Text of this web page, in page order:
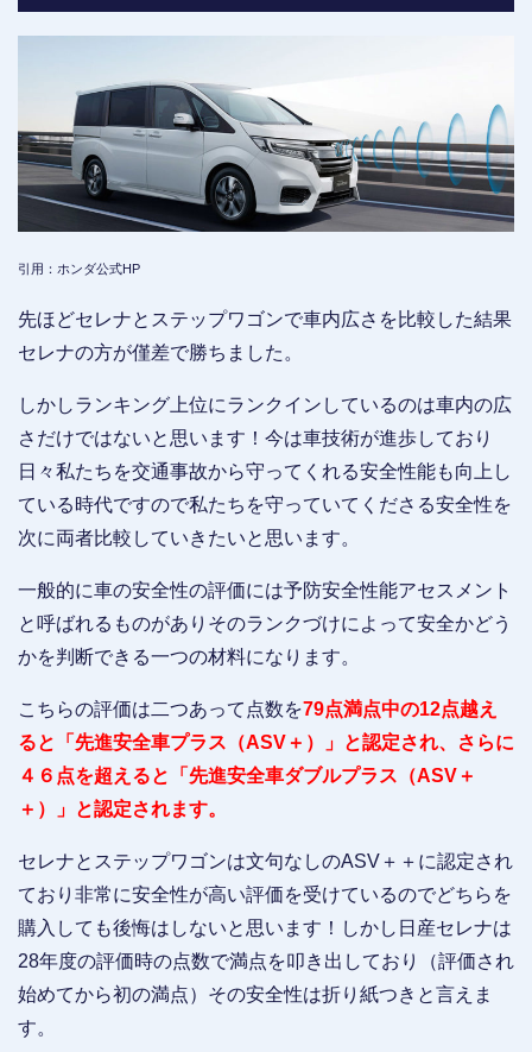
引用：ホンダ公式HP
先ほどセレナとステップワゴンで車内広さを比較した結果
セレナの方が僅差で勝ちました。
しかしランキング上位にランクインしているのは車内の広
さだけではないと思います！今は車技術が進歩しており
日々私たちを交通事故から守ってくれる安全性能も向上し
ている時代ですので私たちを守っていてくださる安全性を
次に両者比較していきたいと思います。
一般的に車の安全性の評価には予防安全性能アセスメント
と呼ばれるものがありそのランクづけによって安全かどう
かを判断できる一つの材料になります。
こちらの評価は二つあって点数を79点満点中の12点越え
ると「先進安全車プラス（ASV＋）」と認定され、さらに
４６点を超えると「先進安全車ダブルプラス（ASV＋
＋）」と認定されます。
セレナとステップワゴンは文句なしのASV＋＋に認定され
ており非常に安全性が高い評価を受けているのでどちらを
購入しても後悔はしないと思います！しかし日産セレナは
28年度の評価時の点数で満点を叩き出しており（評価され
始めてから初の満点）その安全性は折り紙つきと言えま
す。